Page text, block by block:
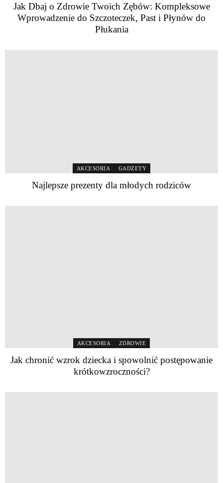
Jak Dbaj o Zdrowie Twoich Zębów: Kompleksowe
Wprowadzenie do Szczoteczek, Past i Płynów do
Płukania
AKCESORIA GADŻETY
Najlepsze prezenty dla młodych rodziców
AKCESORIA ZDROWIE
Jak chronić wzrok dziecka i spowolnić postępowanie
krótkowzroczności?